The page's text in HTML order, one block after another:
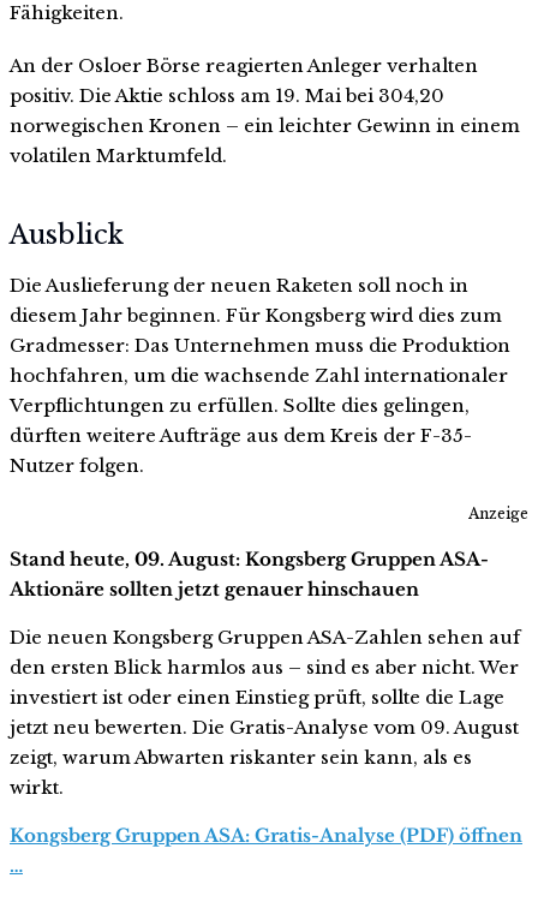
Fähigkeiten.
An der Osloer Börse reagierten Anleger verhalten
positiv. Die Aktie schloss am 19. Mai bei 304,20
norwegischen Kronen – ein leichter Gewinn in einem
volatilen Marktumfeld.
Ausblick
Die Auslieferung der neuen Raketen soll noch in
diesem Jahr beginnen. Für Kongsberg wird dies zum
Gradmesser: Das Unternehmen muss die Produktion
hochfahren, um die wachsende Zahl internationaler
Verpflichtungen zu erfüllen. Sollte dies gelingen,
dürften weitere Aufträge aus dem Kreis der F-35-
Nutzer folgen.
Anzeige
Stand heute, 09. August: Kongsberg Gruppen ASA-
Aktionäre sollten jetzt genauer hinschauen
Die neuen Kongsberg Gruppen ASA-Zahlen sehen auf
den ersten Blick harmlos aus – sind es aber nicht. Wer
investiert ist oder einen Einstieg prüft, sollte die Lage
jetzt neu bewerten. Die Gratis-Analyse vom 09. August
zeigt, warum Abwarten riskanter sein kann, als es
wirkt.
Kongsberg Gruppen ASA: Gratis-Analyse (PDF) öffnen
…